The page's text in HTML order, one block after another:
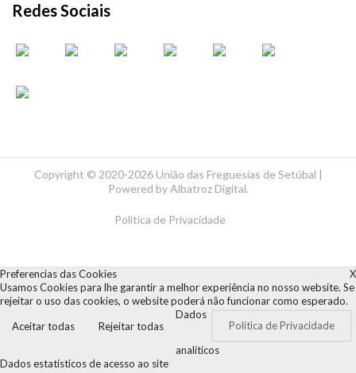
Redes Sociais
Copyright © 2020-2026 União das Freguesias de Setúbal |
Powered byAlbatroz Digital.
Política de Privacidade
X
Preferencias das Cookies
Usamos Cookies para lhe garantir a melhor experiência no nosso website. Se
rejeitar o uso das cookies, o website poderá não funcionar como esperado.
Aceitar todas
Rejeitar todas Política de Privacidade
Dados
analíticos
Dados estatísticos de acesso ao site